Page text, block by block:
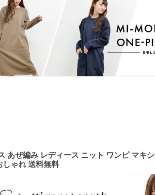
あぜ編み レディース ニット ワンピ マキ
しゃれ 送料無料